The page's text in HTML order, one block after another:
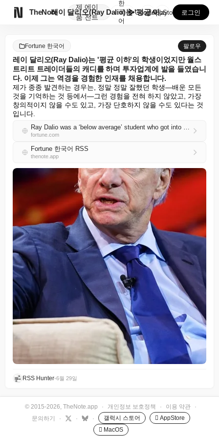
TheNote
제
품
에이
전트
레이 달리오(Ray Dalio)는 '평균 이하'의 학생...
한
국
어
GooglePlay
AppStore 로그인
Fortune 한국어 팔로우
레이 달리오(Ray Dalio)는 '평균 이하'의 학생이었지만 월스
트리트 트레이더들의 캐디를 하며 투자업계에 발을 들였습니
다. 이제 그는 역경을 경험한 인재를 채용합니다.
제가 종종 발견하는 경우는, 정말 정말 잘했던 학생—배운 모든
것을 기억하는 것 등에서—그런 경험을 전혀 하지 않았고, 가장
창의적이지 않을 수도 있고, 가장 단호하지 않을 수도 있다는 것
입니다.
Ray Dalio was a ‘below average’ student who got into investing by caddying for Wall Street traders: Now he hires talent who have experienced hardship
fortune.com
Fortune 한국어 RSS
thenote.app
RSS Hunter•6월 29일
© 2015-2026, TheNote.app · 개인정보 보호정책 · 이용 약관
·
문의하기
· · · 갤럭시 스토어
 AppStore
 MacOS